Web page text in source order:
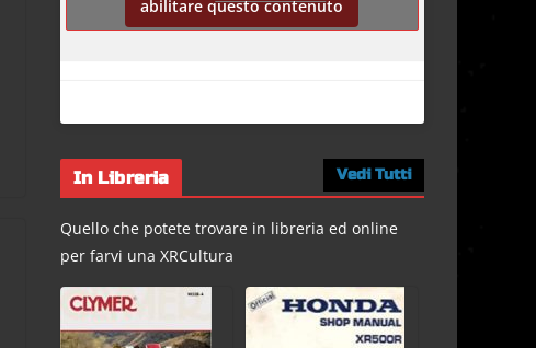
abilitare questo contenuto
In Libreria Vedi Tutti
Quello che potete trovare in libreria ed online
per farvi una XRCultura